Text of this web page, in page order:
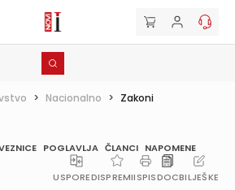
> Nacionalno > Zakoni
POGLAVLJA ČLANCI NAPOMENE
USPOREDISPREMIISPISDOCBILJEŠKE